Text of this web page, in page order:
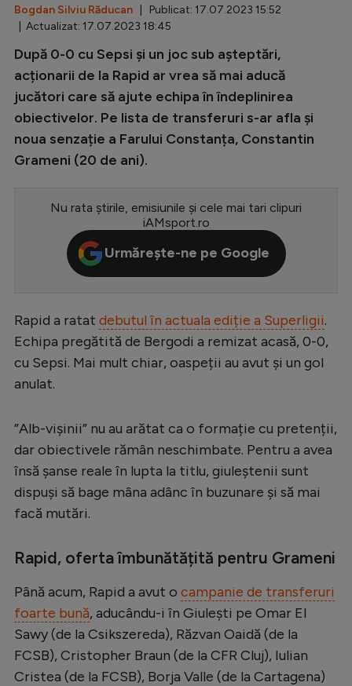
Clasamente
Champions League
Europa League
Conference League
Premier League
LaLiga
Ligue 1
Campionate
Stranieri
Clasamente
Tenis
Handbal
Natație
Gimnastică
Bogdan Silviu Răducan | Publicat: 17.07.2023 15:52
| Actualizat: 17.07.2023 18:45
După 0-0 cu Sepsi și un joc sub așteptări,
acționarii de la Rapid ar vrea să mai aducă
jucători care să ajute echipa în îndeplinirea
obiectivelor. Pe lista de transferuri s-ar afla și
noua senzație a Farului Constanța, Constantin
Grameni (20 de ani).
Nu rata știrile, emisiunile și cele mai tari clipuri
iAMsport.ro
Urmărește-ne pe Google
Rapid a ratat debutul în actuala ediție a Superligii.
Echipa pregătită de Bergodi a remizat acasă, 0-0,
cu Sepsi. Mai mult chiar, oaspeții au avut și un gol
anulat.
”Alb-vișinii” nu au arătat ca o formație cu pretenții,
dar obiectivele rămân neschimbate. Pentru a avea
însă șanse reale în lupta la titlu, giuleștenii sunt
dispuși să bage mâna adânc în buzunare și să mai
facă mutări.
Rapid, oferta îmbunătățită pentru Grameni
Până acum, Rapid a avut o campanie de transferuri
foarte bună, aducându-i în Giulești pe Omar El
Sawy (de la Csikszereda), Răzvan Oaidă (de la
FCSB), Cristopher Braun (de la CFR Cluj), Iulian
Cristea (de la FCSB), Borja Valle (de la Cartagena)